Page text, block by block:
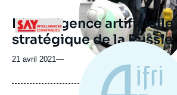
Logo
L’intelligence artificielle
stratégique de la Russie
21 avril 2021—